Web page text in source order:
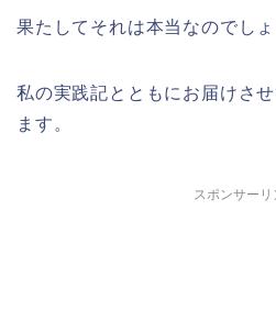
果たしてそれは本当なのでしょ
私の実践記とともにお届けさ
ます。
スポンサーリ